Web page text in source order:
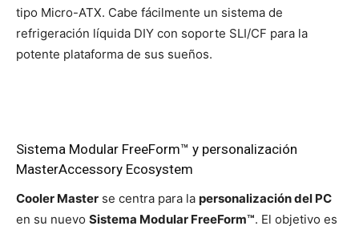
tipo Micro-ATX. Cabe fácilmente un sistema de
refrigeración líquida DIY con soporte SLI/CF para la
potente plataforma de sus sueños.
Sistema Modular FreeForm™ y personalización
MasterAccessory Ecosystem
Cooler Master se centra para la personalización del PC
en su nuevo Sistema Modular FreeForm™. El objetivo es